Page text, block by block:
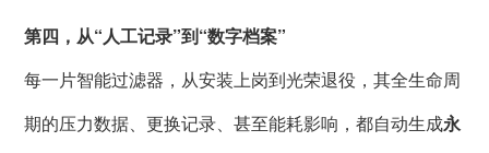
第四，从“人工记录”到“数字档案”
每一片智能过滤器，从安装上岗到光荣退役，其全生命周
期的压力数据、更换记录、甚至能耗影响，都自动生成永